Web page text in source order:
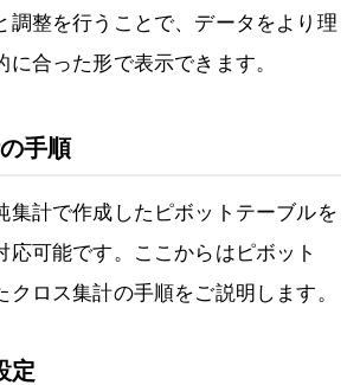
調整を行うことで、データをより理
合った形で表示できます。
手順
集計で作成したピボットテーブルを
応可能です。ここからはピボット
クロス集計の手順をご説明します。
定